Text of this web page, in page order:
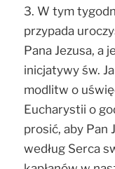
3. W tym
przypada
Pana Jezusa, a
inicjatywy św.
modlitw o
Eucharystii o
prosić, aby Pan
według Serca